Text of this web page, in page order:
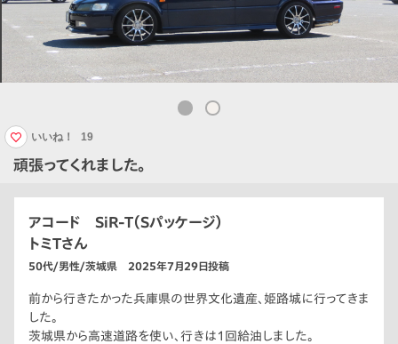
頑張ってくれました。
いいね！ 19
アコード SiR-T（Sパッケージ）
トミTさん
50代/男性/茨城県 2025年7月29日投稿
前から行きたかった兵庫県の世界文化遺産、姫路城に行ってきま
した。
茨城県から高速道路を使い、行きは1回給油しました。